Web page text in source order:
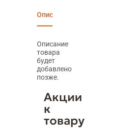
Описание
Описание
товара
будет
добавлено
позже.
Акции
к
товару